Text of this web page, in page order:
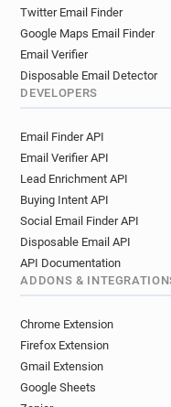
Twitter Email Finder
Google Maps Email Finder
Email Verifier
Disposable Email Detector
DEVELOPERS
Email Finder API
Email Verifier API
Lead Enrichment API
Buying Intent API
Social Email Finder API
Disposable Email API
API Documentation
ADDONS &
Chrome Extension
Firefox Extension
Gmail Extension
Google Sheets